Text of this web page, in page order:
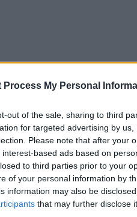
Process My Personal
out of the sale, sharing to third
for targeted advertising by
Please note that after your
based ads based on
to third parties prior to your
of your personal information by
information may also be
that may further disclose